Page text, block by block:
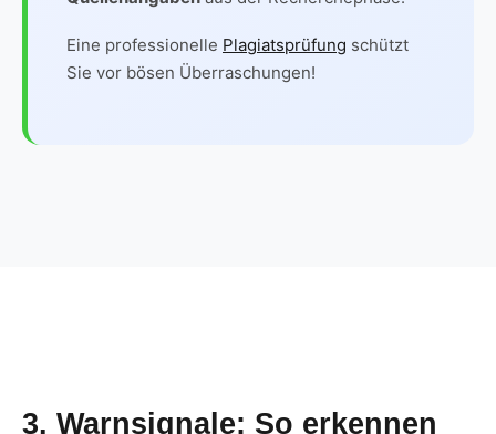
Eine professionelle Plagiatsprüfung schützt
Sie vor bösen Überraschungen!
3. Warnsignale: So erkennen